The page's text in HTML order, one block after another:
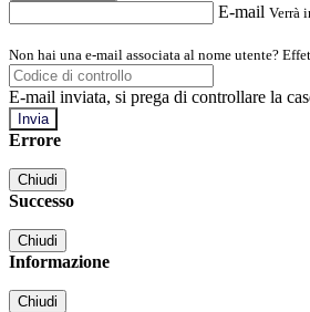
E-mail Verrà
Non hai una e-mail associata al nome utente?
E-mail inviata, si prega di controllare la
Errore
Chiudi
Successo
Chiudi
Informazione
Chiudi